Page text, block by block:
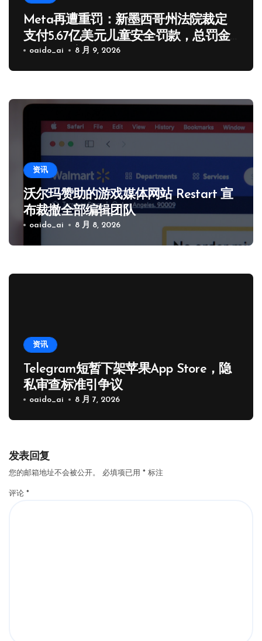
Meta再遭重罚：新墨西哥州法院裁定
支付5.67亿美元儿童安全罚款，总罚金
逼近10亿美元
oaido_ai 8 月 9, 2026
资讯
沃尔玛赞助的游戏媒体网站 Restart 宣
布裁撤全部编辑团队
oaido_ai 8 月 8, 2026
资讯
Telegram短暂下架苹果App Store，隐
私审查标准引争议
oaido_ai 8 月 7, 2026
发表回复
您的邮箱地址不会被公开。 必填项已用 * 标注
评论 *